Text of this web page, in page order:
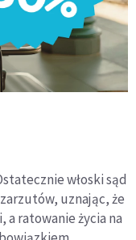
włoski sąd
uznając, że
a ratowanie życia na